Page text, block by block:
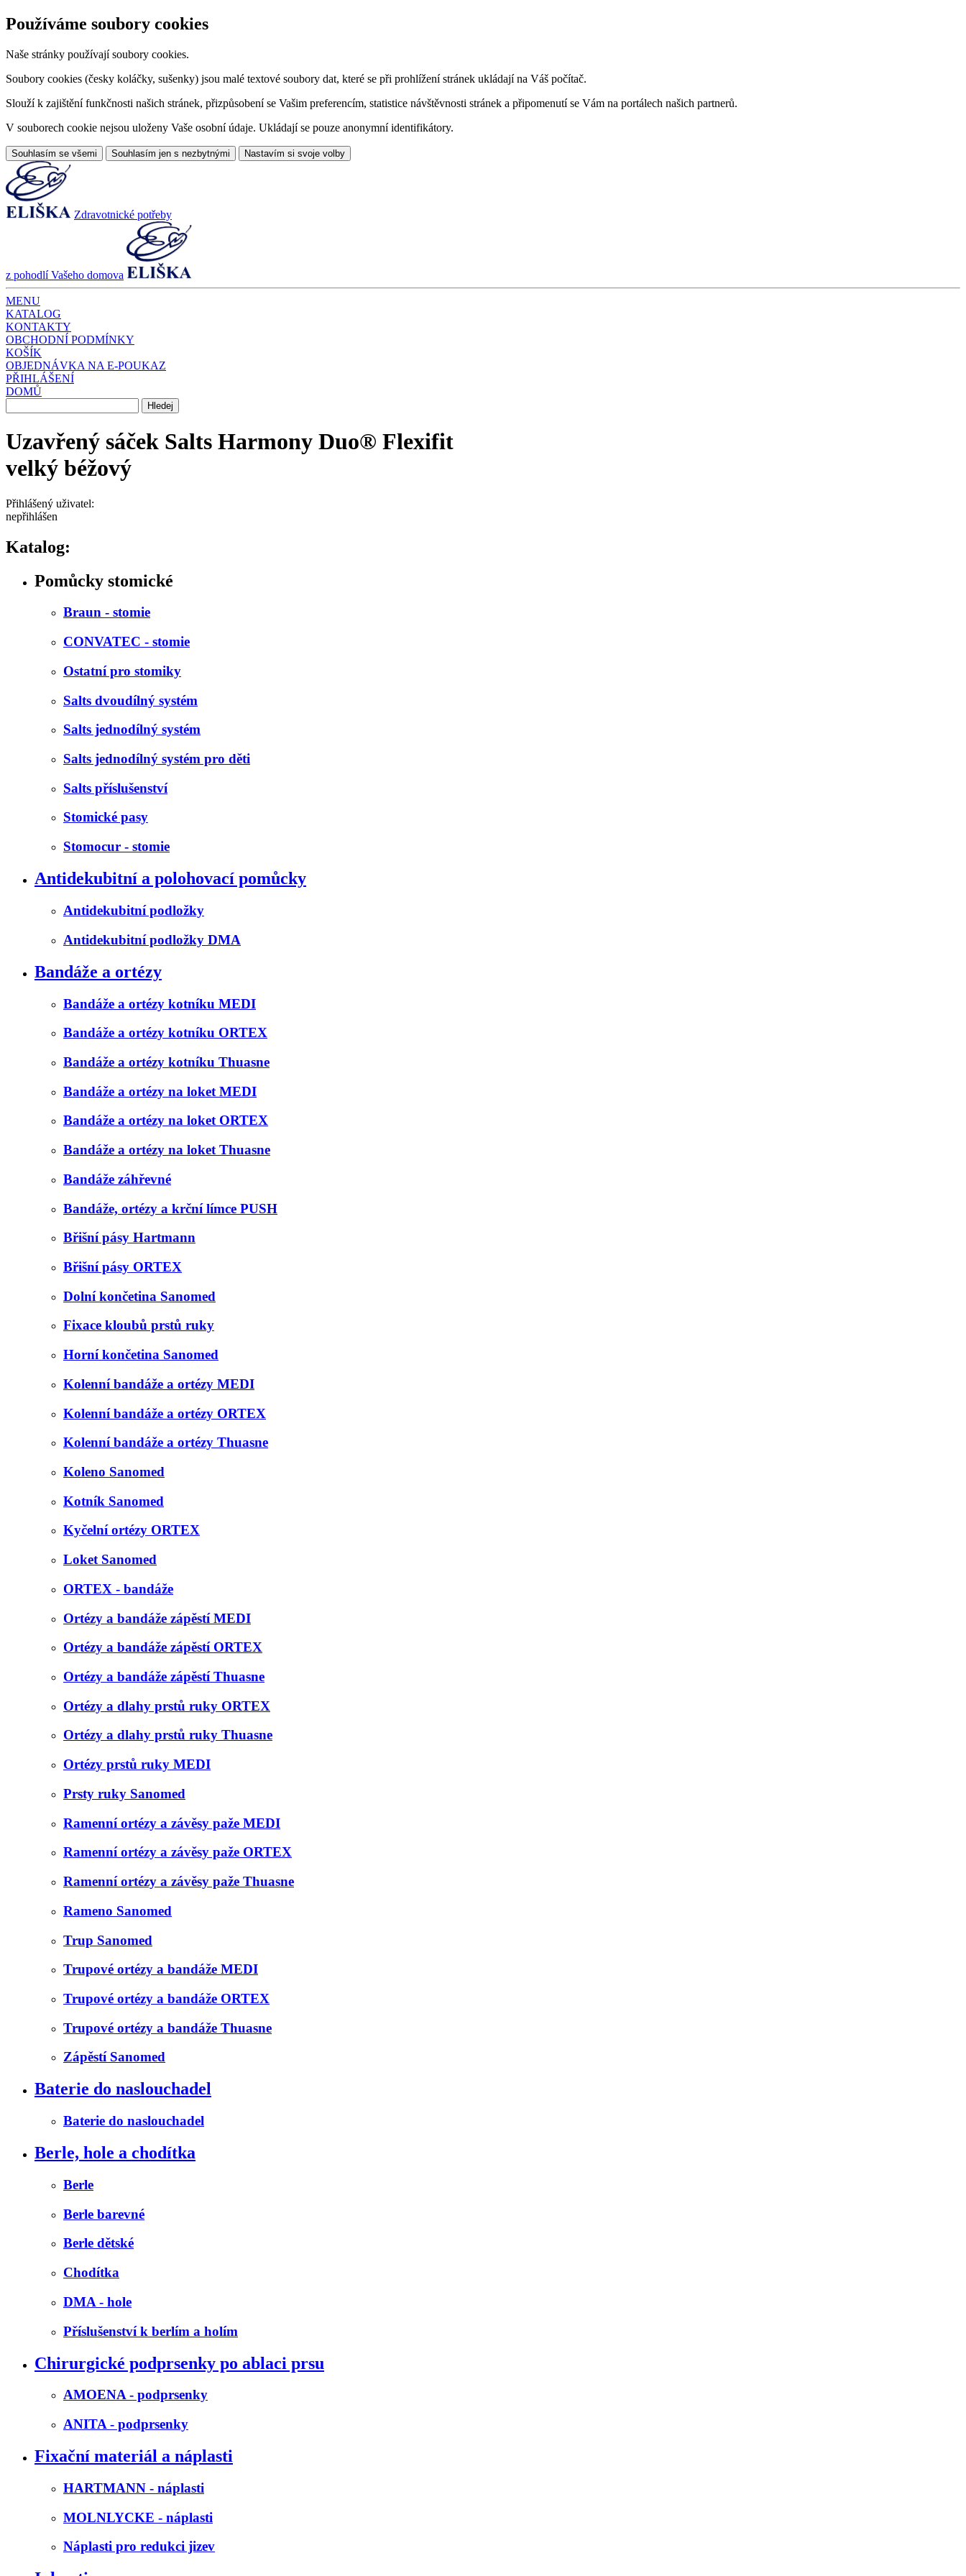
Používáme soubory cookies
Naše stránky používají soubory cookies.
Soubory cookies (česky koláčky, sušenky) jsou malé textové soubory dat, které se při prohlížení stránek ukládají na Váš počítač.
Slouží k zajištění funkčnosti našich stránek, přizpůsobení se Vašim preferencím, statistice návštěvnosti stránek a připomenutí se Vám na portálech našich partnerů.
V souborech cookie nejsou uloženy Vaše osobní údaje. Ukládají se pouze anonymní identifikátory.
Souhlasím se všemi Souhlasím jen s nezbytnými Nastavím si svoje volby
Zdravotnické potřeby
z pohodlí Vašeho domova
MENU
KATALOG
KONTAKTY
OBCHODNÍ PODMÍNKY
KOŠÍK
OBJEDNÁVKA NA E-POUKAZ
PŘIHLÁŠENÍ
DOMŮ
Uzavřený sáček Salts Harmony Duo® Flexifit
velký béžový
Přihlášený uživatel:
nepřihlášen
Katalog:
Pomůcky stomické
Braun - stomie
CONVATEC - stomie
Ostatní pro stomiky
Salts dvoudílný systém
Salts jednodílný systém
Salts jednodílný systém pro děti
Salts příslušenství
Stomické pasy
Stomocur - stomie
Antidekubitní a polohovací pomůcky
Antidekubitní podložky
Antidekubitní podložky DMA
Bandáže a ortézy
Bandáže a ortézy kotníku MEDI
Bandáže a ortézy kotníku ORTEX
Bandáže a ortézy kotníku Thuasne
Bandáže a ortézy na loket MEDI
Bandáže a ortézy na loket ORTEX
Bandáže a ortézy na loket Thuasne
Bandáže záhřevné
Bandáže, ortézy a krční límce PUSH
Břišní pásy Hartmann
Břišní pásy ORTEX
Dolní končetina Sanomed
Fixace kloubů prstů ruky
Horní končetina Sanomed
Kolenní bandáže a ortézy MEDI
Kolenní bandáže a ortézy ORTEX
Kolenní bandáže a ortézy Thuasne
Koleno Sanomed
Kotník Sanomed
Kyčelní ortézy ORTEX
Loket Sanomed
ORTEX - bandáže
Ortézy a bandáže zápěstí MEDI
Ortézy a bandáže zápěstí ORTEX
Ortézy a bandáže zápěstí Thuasne
Ortézy a dlahy prstů ruky ORTEX
Ortézy a dlahy prstů ruky Thuasne
Ortézy prstů ruky MEDI
Prsty ruky Sanomed
Ramenní ortézy a závěsy paže MEDI
Ramenní ortézy a závěsy paže ORTEX
Ramenní ortézy a závěsy paže Thuasne
Rameno Sanomed
Trup Sanomed
Trupové ortézy a bandáže MEDI
Trupové ortézy a bandáže ORTEX
Trupové ortézy a bandáže Thuasne
Zápěstí Sanomed
Baterie do naslouchadel
Baterie do naslouchadel
Berle, hole a chodítka
Berle
Berle barevné
Berle dětské
Chodítka
DMA - hole
Příslušenství k berlím a holím
Chirurgické podprsenky po ablaci prsu
AMOENA - podprsenky
ANITA - podprsenky
Fixační materiál a náplasti
HARTMANN - náplasti
MOLNLYCKE - náplasti
Náplasti pro redukci jizev